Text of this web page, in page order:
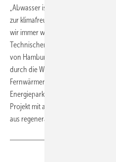
„Abwasser ist für uns eine wertvolle
zur klimafreundlichen
wir immer weiter ausschöpfen“,
Technischer Geschäftsführer und
von Hamburg Wasser. „Die
durch die Wärmepumpen
Fernwärmenetz einzuspeisen. Wir
Energiepark Hafen zu leisten und als
Projekt mit auf den Weg bringen zu
aus regenerativen Quellen versorgt.“